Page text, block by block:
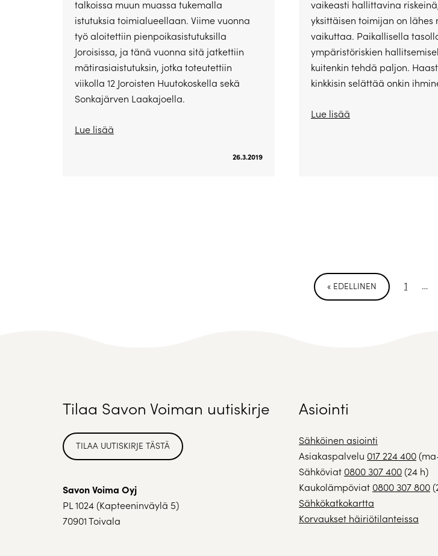
talkoissa muun muassa tukemalla
istutuksia toimialueellaan. Viime vuonna
työ aloitettiin pienpoikasistutuksilla
Joroisissa, ja tänä vuonna sitä jatkettiin
mätirasiaistutuksin, jotka toteutettiin
viikolla 12 Joroisten Huutokoskella sekä
Sonkajärven Laakajoella.
Lue lisää
26.3.2019
vaikeasti hallittavina
yksittäisen toimijan on lähes
vaikuttaa. Paikallisella
ympäristöriskien
kuitenkin tehdä paljon.
kinkkisin selättää onkin
Lue lisää
« EDELLINEN 1 …
Tilaa Savon Voiman uutiskirje
TILAA UUTISKIRJE TÄSTÄ
Savon Voima Oyj
PL 1024 (Kapteeninväylä 5)
70901 Toivala
Asiointi
Sähköinen asiointi
Asiakaspalvelu 017 224 400
Sähköviat 0800 307 400(24 h)
Kaukolämpöviat 0800 307 800
Sähkökatkokartta
Korvaukset häiriötilanteissa